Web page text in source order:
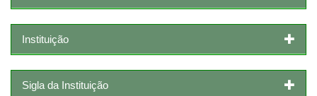
Instituição
Sigla da Instituição